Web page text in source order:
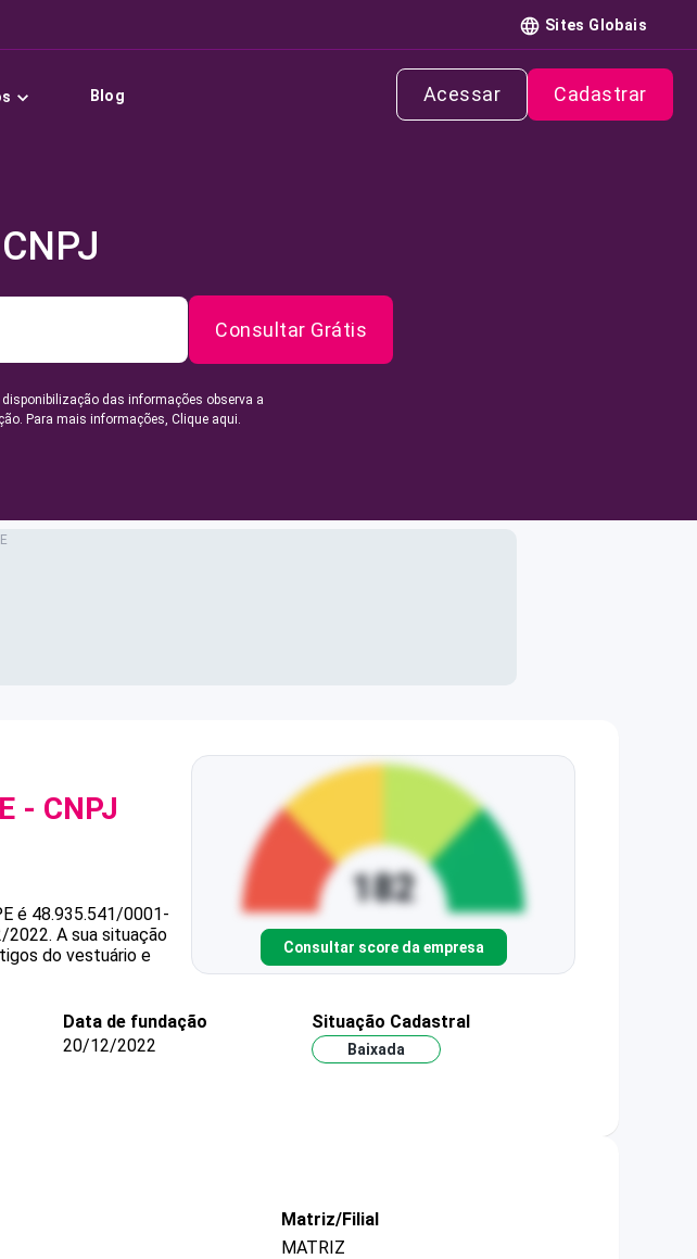
Sites Globais
Blog Acessar Cadastrar
Consultar Grátis
das informações observa a
Para mais informações, Clique aqui.
- CNPJ
é 48.935.541/0001-
2022. A sua situação
do vestuário e
Consultar score da empresa
Data de fundação
20/12/2022
Situação Cadastral
Baixada
Matriz/Filial
MATRIZ